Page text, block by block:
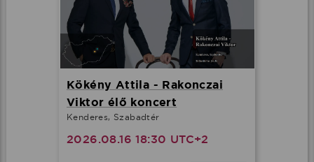
Kökény Attila - Rakonczai
Viktor élő koncert
Kenderes, Szabadtér
2026.08.16 18:30 UTC+2